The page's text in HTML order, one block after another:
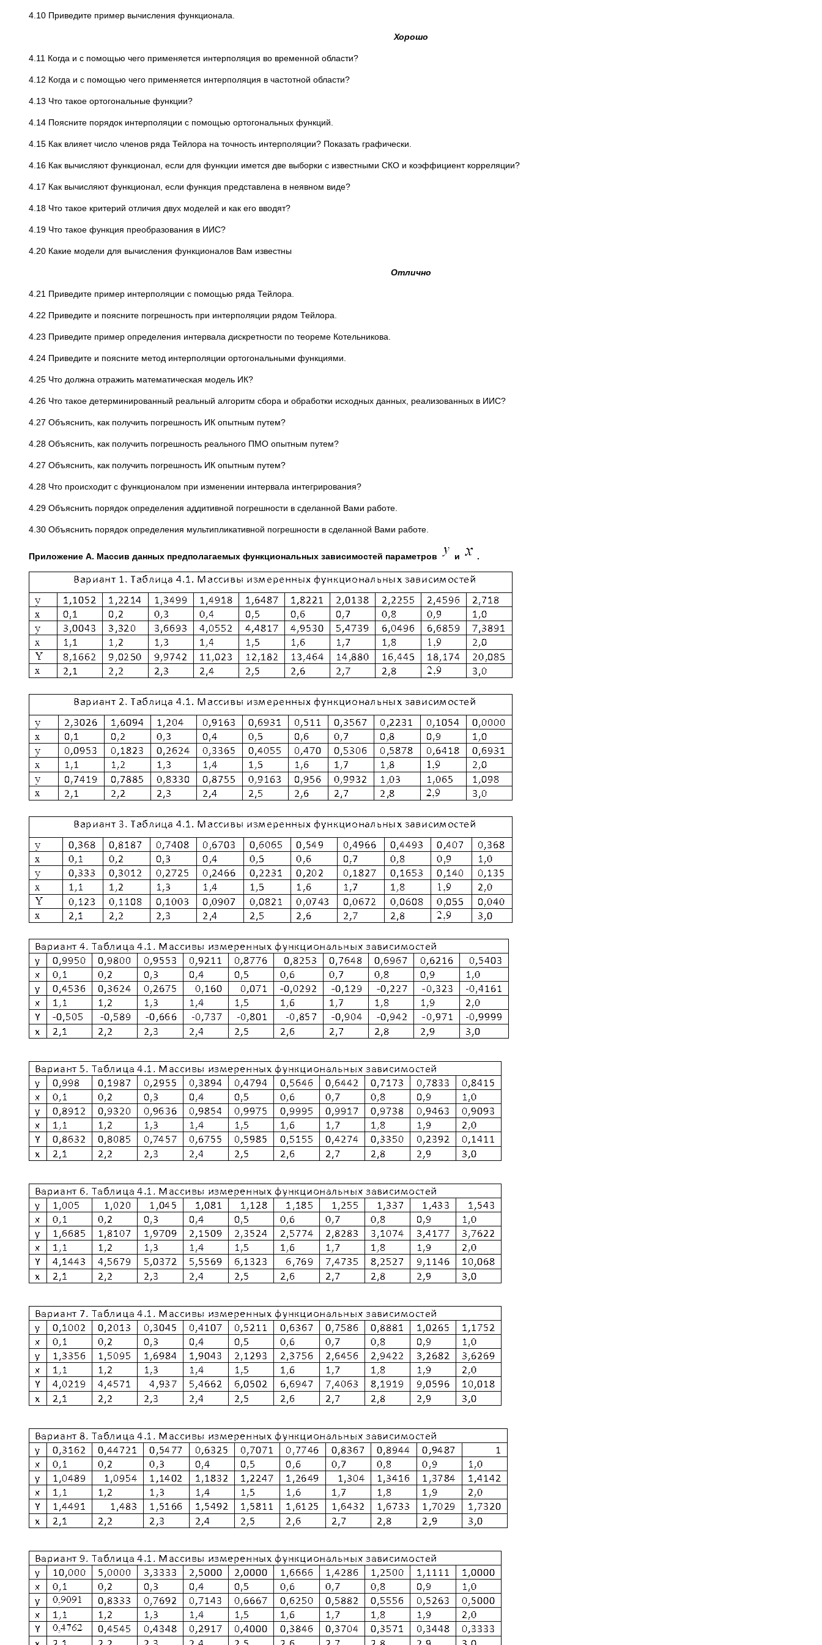
4.10 Приведите пример вычисления функционала.
Хорошо
4.11 Когда и с помощью чего применяется интерполяция во временной области?
4.12 Когда и с помощью чего применяется интерполяция в частотной области?
4.13 Что такое ортогональные функции?
4.14 Поясните порядок интерполяции с помощью ортогональных функций.
4.15 Как влияет число членов ряда Тейлора на точность интерполяции? Показать графически.
4.16 Как вычисляют функционал, если для функции имется две выборки с известными СКО и коэффициент корреляции?
4.17 Как вычисляют функционал, если функция представлена в неявном виде?
4.18 Что такое критерий отличия двух моделей и как его вводят?
4.19 Что такое функция преобразования в ИИС?
4.20 Какие модели для вычисления функционалов Вам известны
Отлично
4.21 Приведите пример интерполяции с помощью ряда Тейлора.
4.22 Приведите и поясните погрешность при интерполяции рядом Тейлора.
4.23 Приведите пример определения интервала дискретности по теореме Котельникова.
4.24 Приведите и поясните метод интерполяции ортогональными функциями.
4.25 Что должна отражить математическая модель ИК?
4.26 Что такое детерминированный реальный алгоритм сбора и обработки исходных данных, реализованных в ИИС?
4.27 Объяснить, как получить погрешность ИК опытным путем?
4.28 Объяснить, как получить погрешность реального ПМО опытным путем?
4.27 Объяснить, как получить погрешность ИК опытным путем?
4.28 Что происходит с функционалом при изменении интервала интегрирования?
4.29 Объяснить порядок определения аддитивной погрешности в сделанной Вами работе.
4.30 Объяснить порядок определения мультипликативной погрешности в сделанной Вами работе.
Приложение А. Массив данных предполагаемых функциональных зависимостей параметров и .